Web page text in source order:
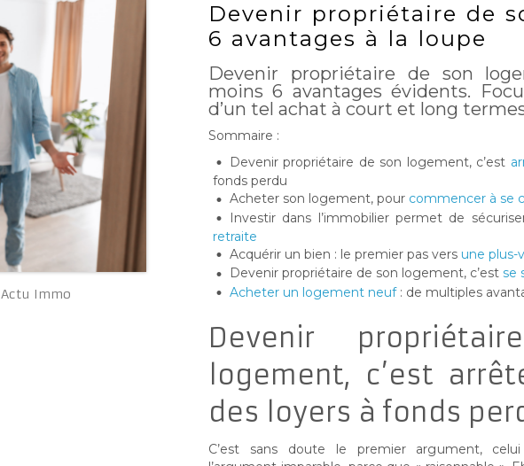
Actu Immo
Devenir propriétaire de
6 avantages à la loupe
Devenir propriétaire de son
moins 6 avantages évidents.
d’un tel achat à court et long
Sommaire :
Devenir propriétaire de son logement, c’est
fonds perdu
Acheter son logement, pour commencer à se
Investir dans l’immobilier permet de
retraite
Acquérir un bien : le premier pas vers une plus-
Devenir propriétaire de son logement, c’est se
Acheter un logement neuf: de multiples
Devenir
logement, c’est
des loyers à fonds
C’est sans doute le premier argument,